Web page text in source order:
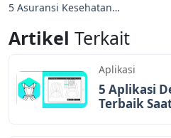
5 Asuransi Kesehatan
Terjangkau Saat Ini
Artikel Terkait
Aplikasi
5 Aplikasi
Terbaik